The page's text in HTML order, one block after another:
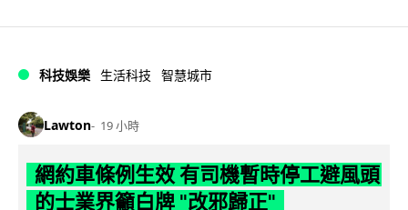
科技娛樂 生活科技 智慧城市
Lawton 19 小時
網約車條例生效 有司機暫時停工避風頭
的士業界籲白牌 "改邪歸正"